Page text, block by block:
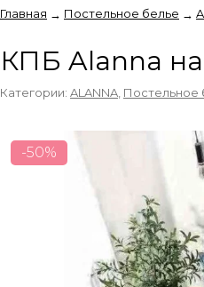
Главная → Постельное белье →
КПБ Alanna
Категории: ALANNA Постельное
-50%